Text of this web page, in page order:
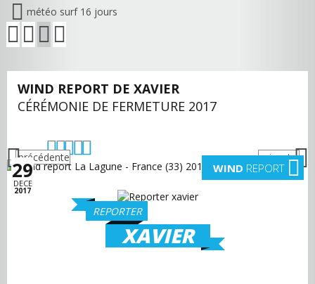
météo surf 16 jours
WIND REPORT DE XAVIER
CÉRÉMONIE DE FERMETURE 2017
29
DECE
2017
WIND REPORT
précédente suivante
REPORTER
XAVIER